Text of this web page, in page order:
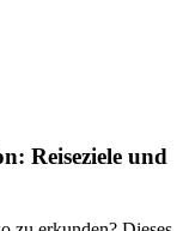
Reiseziele und